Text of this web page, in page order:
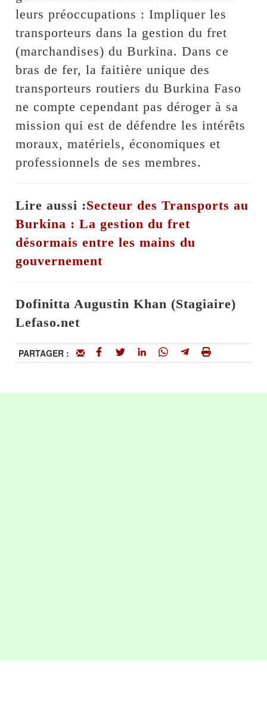
leurs préoccupations : Impliquer les
transporteurs dans la gestion du fret
(marchandises) du Burkina. Dans ce
bras de fer, la faitière unique des
transporteurs routiers du Burkina Faso
ne compte cependant pas déroger à sa
mission qui est de défendre les intérêts
moraux, matériels, économiques et
professionnels de ses membres.
Lire aussi :Secteur des Transports au
Burkina : La gestion du fret
désormais entre les mains du
gouvernement
Dofinitta Augustin Khan (Stagiaire)
Lefaso.net
PARTAGER :